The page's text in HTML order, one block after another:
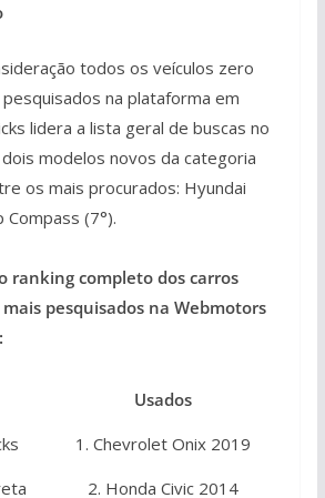
todos os veículos zero
na plataforma em
lidera a lista geral de buscas no
modelos novos da categoria
os mais procurados: Hyundai
Compass (7°).
ranking completo dos carros
pesquisados na Webmotors
Usados
1. Chevrolet Onix 2019
2. Honda Civic 2014